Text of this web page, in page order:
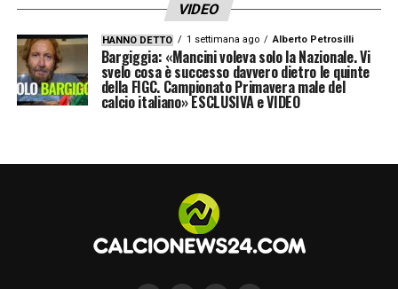
Considerando la caratura del portiere della
nazionale del Kosovo, è lecito immaginare
che il club sia già al lavoro per trovargli una
nuova sistemazione, puntando magari a
Il valzer dei portieri è ufficialmente iniziato, e
il profilo di Muric si candida a essere uno dei
pezzi pregiati di questa sessione di
trattative.
VIDEO
HANNO DETTO 1 settimana ago Alberto Petrosilli
Bargiggia: «Mancini voleva solo la Nazionale. Vi
svelo cosa è successo davvero dietro le quinte
della FIGC. Campionato Primavera male del
calcio italiano» ESCLUSIVA e VIDEO